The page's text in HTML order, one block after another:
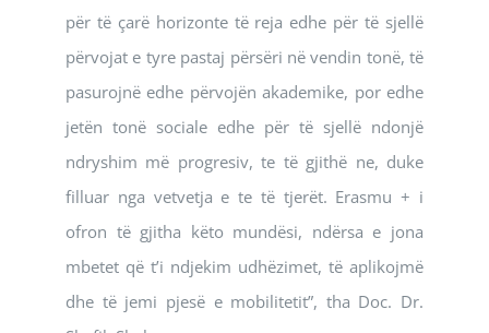
për të çarë horizonte të reja edhe për të sjellë
përvojat e tyre pastaj përsëri në vendin tonë, të
pasurojnë edhe përvojën akademike, por edhe
jetën tonë sociale edhe për të sjellë ndonjë
ndryshim më progresiv, te të gjithë ne, duke
filluar nga vetvetja e te të tjerët. Erasmu + i
ofron të gjitha këto mundësi, ndërsa e jona
mbetet që t’i ndjekim udhëzimet, të aplikojmë
dhe të jemi pjesë e mobilitetit”, tha Doc. Dr.